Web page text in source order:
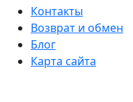
Контакты
Возврат и обмен
Блог
Карта сайта